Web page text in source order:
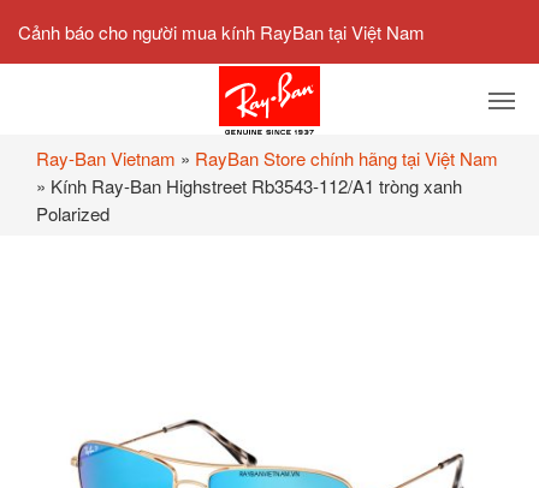
Cảnh báo cho người mua kính RayBan tại Việt Nam
Ray-Ban Vietnam » RayBan Store chính hãng tại Việt Nam
» Kính Ray-Ban Highstreet Rb3543-112/A1 tròng xanh
Polarized